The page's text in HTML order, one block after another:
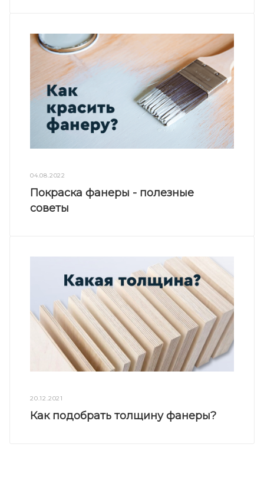
04.08.2022
Покраска фанеры - полезные
советы
20.12.2021
Как подобрать толщину фанеры?